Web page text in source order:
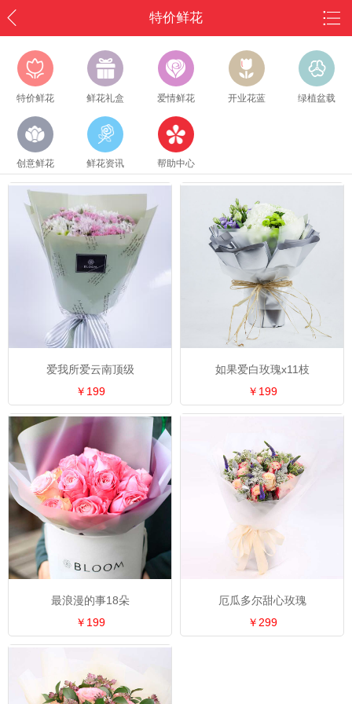
特价鲜花
特价鲜花 鲜花礼盒 爱情鲜花 开业花蓝 绿植盆载
创意鲜花 鲜花资讯 帮助中心
爱我所爱云南顶级
￥199
如果爱白玫瑰x11枝
￥199
最浪漫的事18朵
￥199
厄瓜多尔甜心玫瑰
￥299